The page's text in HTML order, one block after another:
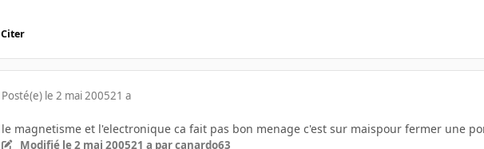
Citer
Posté(e) le 2 mai 200521 a
le magnetisme et l'electronique ca fait pas bon menage c'est sur maispour fermer une
Modifié le 2 mai 200521 a par canardo63